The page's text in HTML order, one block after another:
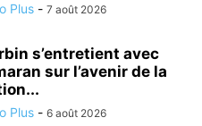
Plus - 7 août 2026
s’entretient avec
sur l’avenir de la
Plus - 6 août 2026